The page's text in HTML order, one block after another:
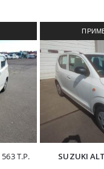
563 Т.Р. SUZUKI